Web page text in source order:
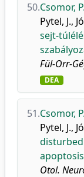
50.Csomor, P.
Pytel, J.,
sejt-
Fül-Orr-
DEA
51.Csomor, P.
Pytel, J.,
Otol.